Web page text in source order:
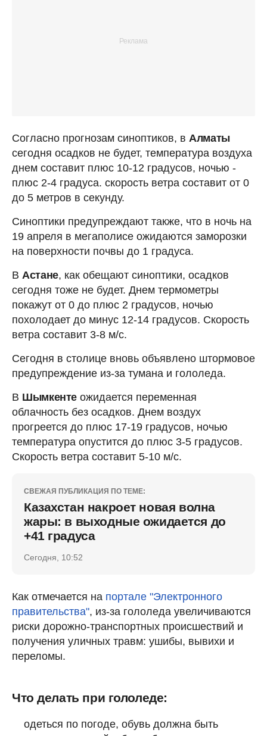
Согласно прогнозам синоптиков, в Алматы
сегодня осадков не будет, температура воздуха
днем составит плюс 10-12 градусов, ночью -
плюс 2-4 градуса. скорость ветра составит от 0
до 5 метров в секунду.
Синоптики предупреждают также, что в ночь на
19 апреля в мегаполисе ожидаются заморозки
на поверхности почвы до 1 градуса.
В Астане, как обещают синоптики, осадков
сегодня тоже не будет. Днем термометры
покажут от 0 до плюс 2 градусов, ночью
похолодает до минус 12-14 градусов. Скорость
ветра составит 3-8 м/с.
Сегодня в столице вновь объявлено штормовое
предупреждение из-за тумана и гололеда.
В Шымкенте ожидается переменная
облачность без осадков. Днем воздух
прогреется до плюс 17-19 градусов, ночью
температура опустится до плюс 3-5 градусов.
Скорость ветра составит 5-10 м/с.
СВЕЖАЯ ПУБЛИКАЦИЯ ПО ТЕМЕ:
Казахстан накроет новая волна
жары: в выходные ожидается до
+41 градуса
Сегодня, 10:52
Как отмечается на портале "Электронного
правительства", из-за гололеда увеличиваются
риски дорожно-транспортных происшествий и
получения уличных травм: ушибы, вывихи и
переломы.
Что делать при гололеде:
одеться по погоде, обувь должна быть